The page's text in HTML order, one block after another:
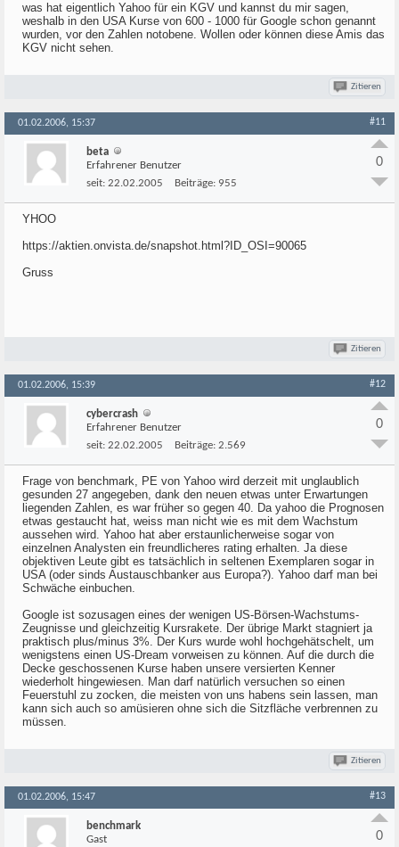
was hat eigentlich Yahoo für ein KGV und kannst du mir sagen,
weshalb in den USA Kurse von 600 - 1000 für Google schon genannt
wurden, vor den Zahlen notobene. Wollen oder können diese Amis das
KGV nicht sehen.
Zitieren
01.02.2006, 15:37 #11
beta
Erfahrener Benutzer
seit: 22.02.2005 Beiträge: 955
0
YHOO
https://aktien.onvista.de/snapshot.html?ID_OSI=90065
Gruss
Zitieren
01.02.2006, 15:39 #12
cybercrash
Erfahrener Benutzer
seit: 22.02.2005 Beiträge: 2.569
0
Frage von benchmark, PE von Yahoo wird derzeit mit unglaublich
gesunden 27 angegeben, dank den neuen etwas unter Erwartungen
liegenden Zahlen, es war früher so gegen 40. Da yahoo die Prognosen
etwas gestaucht hat, weiss man nicht wie es mit dem Wachstum
aussehen wird. Yahoo hat aber erstaunlicherweise sogar von
einzelnen Analysten ein freundlicheres rating erhalten. Ja diese
objektiven Leute gibt es tatsächlich in seltenen Exemplaren sogar in
USA (oder sinds Austauschbanker aus Europa?). Yahoo darf man bei
Schwäche einbuchen.
Google ist sozusagen eines der wenigen US-Börsen-Wachstums-
Zeugnisse und gleichzeitig Kursrakete. Der übrige Markt stagniert ja
praktisch plus/minus 3%. Der Kurs wurde wohl hochgehätschelt, um
wenigstens einen US-Dream vorweisen zu können. Auf die durch die
Decke geschossenen Kurse haben unsere versierten Kenner
wiederholt hingewiesen. Man darf natürlich versuchen so einen
Feuerstuhl zu zocken, die meisten von uns habens sein lassen, man
kann sich auch so amüsieren ohne sich die Sitzfläche verbrennen zu
müssen.
Zitieren
01.02.2006, 15:47 #13
benchmark
Gast
0